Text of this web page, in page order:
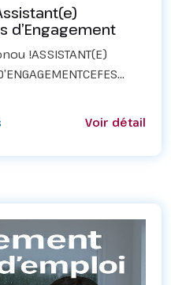
d’Engagement
!ASSISTANT(E)
un(e)
Voir détail